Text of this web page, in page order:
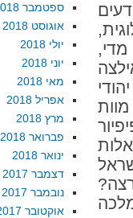
ספטמבר 2018
אוגוסט 2018
יולי 2018
יוני 2018
מאי 2018
אפריל 2018
מרץ 2018
פברואר 2018
ינואר 2018
דצמבר 2017
נובמבר 2017
אוקטובר 2017